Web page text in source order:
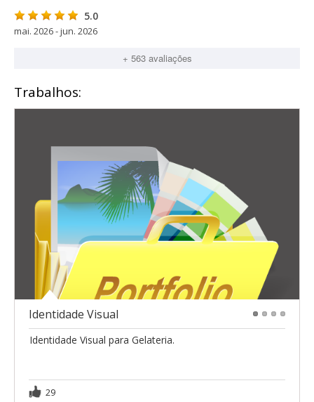
5.0
mai. 2026 - jun. 2026
+ 563 avaliações
Trabalhos:
Identidade Visual
Identidade Visual para Gelateria.
29